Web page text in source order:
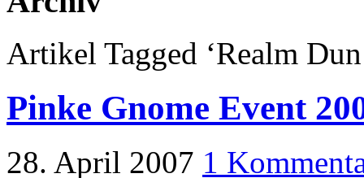
Artikel Tagged ‘Realm
Pinke Gnome Event
28. April 2007 1